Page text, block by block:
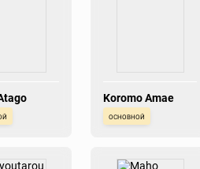
Koromo Amae
основной